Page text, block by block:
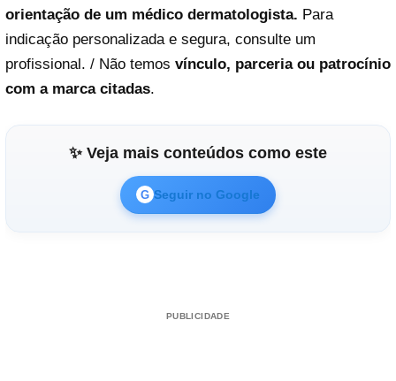
orientação de um médico dermatologista. Para
indicação personalizada e segura, consulte um
profissional. / Não temos vínculo, parceria ou patrocínio
com a marca citadas.
✨ Veja mais conteúdos como este
G Seguir no Google
PUBLICIDADE